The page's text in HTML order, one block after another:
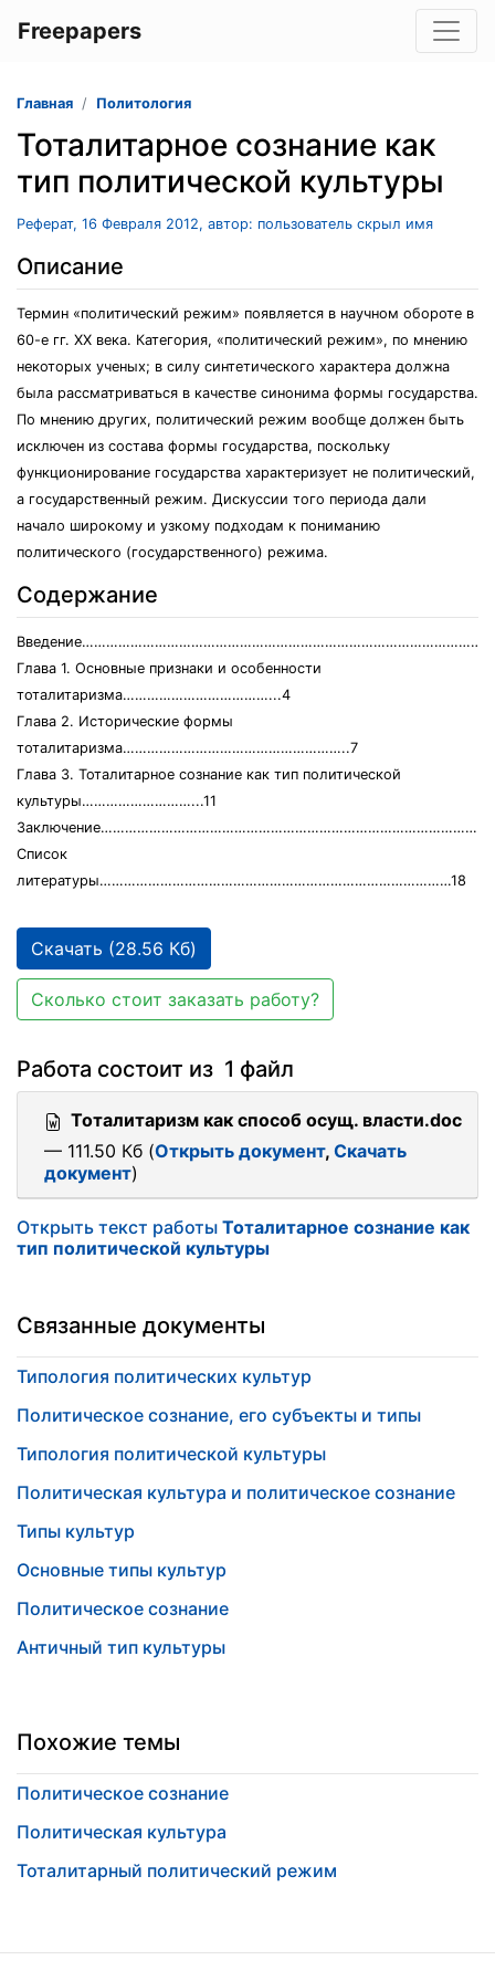
Freepapers
Главная Политология
Тоталитарное сознание как
тип политической культуры
Реферат, 16 Февраля 2012, автор: пользователь скрыл имя
Описание
Термин «политический режим» появляется в научном обороте в
60-е гг. XX века. Категория, «политический режим», по мнению
некоторых ученых; в силу синтетического характера должна
была рассматриваться в качестве синонима формы государства.
По мнению других, политический режим вообще должен быть
исключен из состава формы государства, поскольку
функционирование государства характеризует не политический,
а государственный режим. Дискуссии того периода дали
начало широкому и узкому подходам к пониманию
политического (государственного) режима.
Содержание
Глава 1. Основные признаки и особенности
тоталитаризма………………………………...4
Глава 2. Исторические формы
тоталитаризма………………………………………………..7
Глава 3. Тоталитарное сознание как тип политической
культуры………………………...11
Список
литературы……………………………………………………………………………18
Скачать (28.56 Кб)
Сколько стоит заказать работу?
Работа состоит из 1 файл
Тоталитаризм как способ осущ. власти.doc
— 111.50 Кб (Открыть документ, Скачать
документ)
Открыть текст работы Тоталитарное сознание как
тип политической культуры
Связанные документы
Типология политических культур
Политическое сознание, его субъекты и типы
Типология политической культуры
Политическая культура и политическое сознание
Типы культур
Основные типы культур
Политическое сознание
Античный тип культуры
Похожие темы
Политическое сознание
Политическая культура
Тоталитарный политический режим